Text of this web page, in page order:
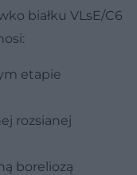
białku VLsE/C6
etapie
rozsianej
boreliozą